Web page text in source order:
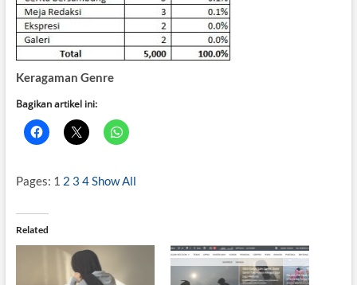
Keragaman Genre
Bagikan artikel ini:
Pages: 1 2 3 4Show All
Related